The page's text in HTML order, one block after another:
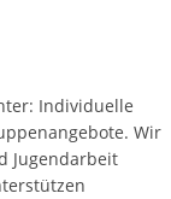
Individuelle
Wir
Jugendarbeit